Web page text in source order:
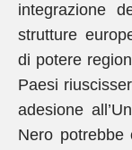
integrazione
strutture
di potere
Paesi
adesione
Nero potrebbe